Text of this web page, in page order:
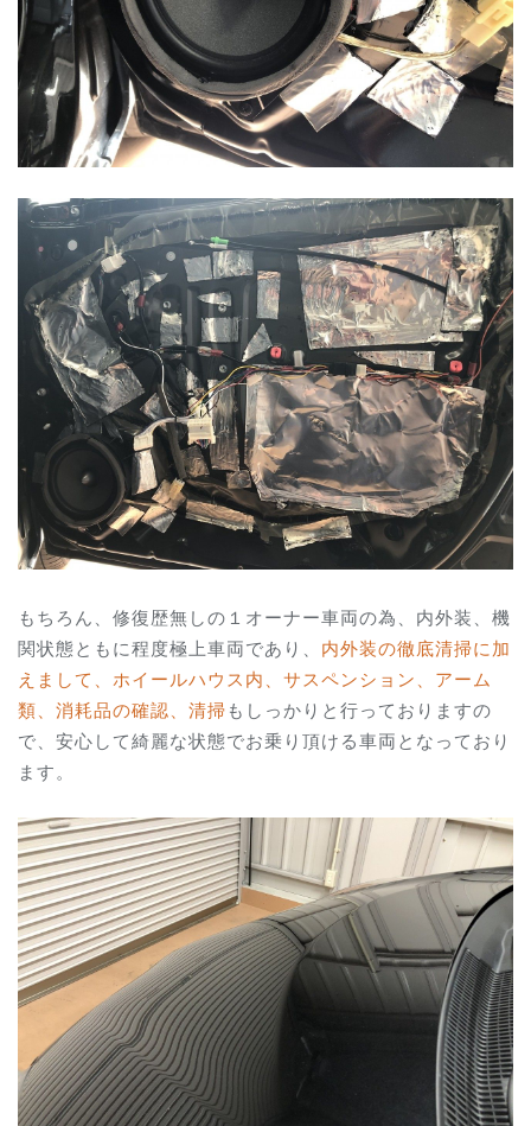
もちろん、修復歴無しの１オーナー車両の為、内外装、機
関状態ともに程度極上車両であり、 内外装の徹底清掃に加
えまして、ホイールハウス内、サスペンション、アーム
類、消耗品の確認、清掃もしっかりと行っておりますの
で、安心して綺麗な状態でお乗り頂ける車両となっており
ます。